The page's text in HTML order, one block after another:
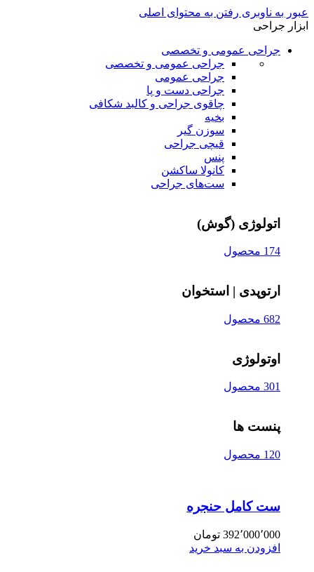
عبور به ناوبری رفتن به محتوای اصلی
ابزار جراحی
جراحی عمومی و تخصصی
جراحی عمومی و تخصصی
جراحی عمومی
جراحی دست و پا
چاقوی جراحی و کالبد شکافی
بخیه
سوزن‌ گیر
قیچی‌ جراحی
پنس
کانولا ساکشن
ست‌های جراحی
اتولوژی (گوش)
174 محصول
ارتوپدی | استخوان
682 محصول
اوتولوژی
301 محصول
پنست ها
120 محصول
ست کامل حنجره
392٬000٬000 تومان
افزودن به سبد خرید